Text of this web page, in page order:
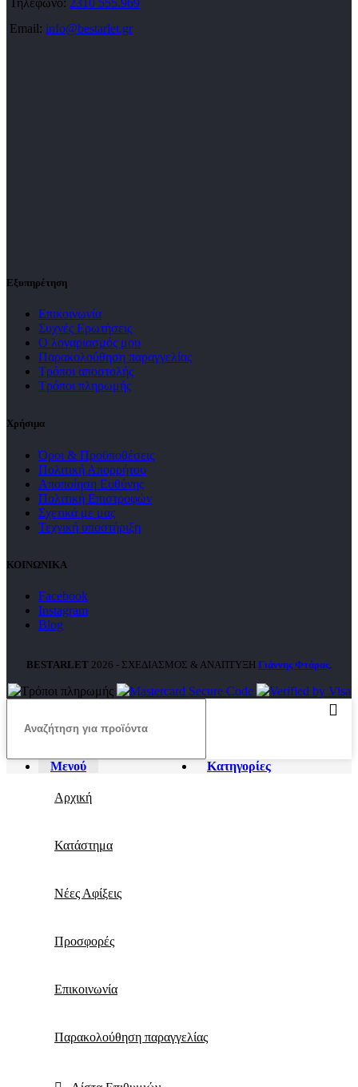
Τηλέφωνο: 2310 555.969
Email: info@bestarlet.gr
Εξυπηρέτηση
Επικοινωνία
Συχνές Ερωτήσεις
Ο λογαριασμός μου
Παρακολούθηση παραγγελίας
Τρόποι αποστολής
Τρόποι πληρωμής
Χρήσιμα
Όροι & Προϋποθέσεις
Πολιτική Απορρήτου
Αποποίηση Ευθύνης
Πολιτική Επιστροφών
Σχετικά με μας
Τεχνική υποστήριξη
ΚΟΙΝΩΝΙΚΑ
Facebook
Instagram
Blog
BESTARLET 2026 - ΣΧΕΔΙΑΣΜΟΣ & ΑΝΑΠΤΥΞΗ Γιάννης Φτάρας.
Μενού Κατηγορίες
Αρχική
Κατάστημα
Νέες Αφίξεις
Προσφορές
Επικοινωνία
Παρακολούθηση παραγγελίας